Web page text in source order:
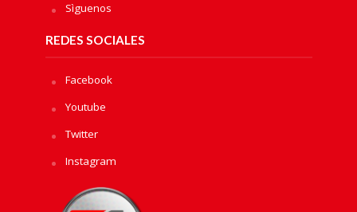
Sìguenos
REDES SOCIALES
Facebook
Youtube
Twitter
Instagram